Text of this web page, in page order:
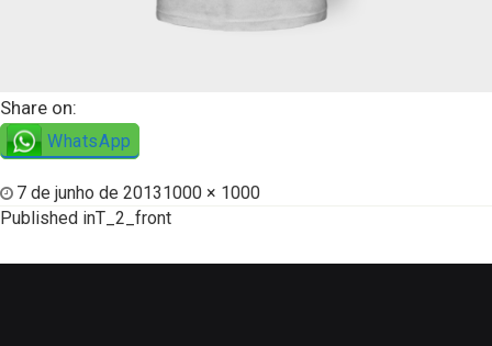
Share on:
WhatsApp
7 de junho de 20131000 × 1000
Published inT_2_front